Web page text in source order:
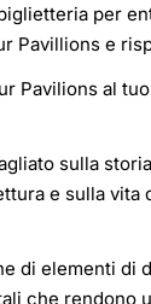
per
Pavillions e
Pavilions al
sulla
e sulla vita
di elementi di
che rendono